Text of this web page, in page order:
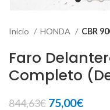
Inicio HONDA CBR
Faro
Completo
844,63€ El
75,00€El